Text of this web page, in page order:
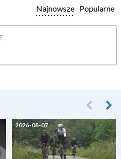
Popularne
Najnowsze
2026-08-07